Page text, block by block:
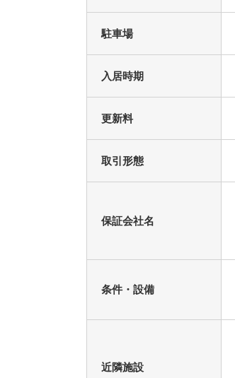
駐車場
入居時期
更新料
取引形態
保証会社名
条件・設備
近隣施設